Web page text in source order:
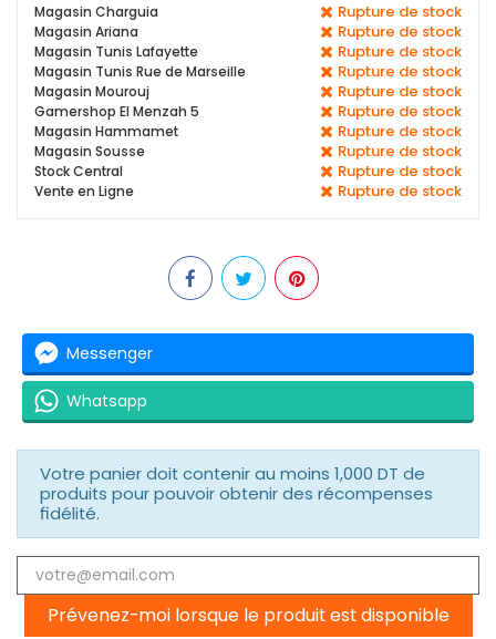
Magasin Charguia Rupture de stock
Magasin Ariana Rupture de stock
Magasin Tunis Lafayette Rupture de stock
Magasin Tunis Rue de Marseille Rupture de stock
Magasin Mourouj Rupture de stock
Gamershop El Menzah 5 Rupture de stock
Magasin Hammamet Rupture de stock
Magasin Sousse Rupture de stock
Stock Central Rupture de stock
Vente en Ligne Rupture de stock
Messenger
Whatsapp
Votre panier doit contenir au moins 1,000 DT de
produits pour pouvoir obtenir des récompenses
fidélité.
Prévenez-moi lorsque le produit est disponible